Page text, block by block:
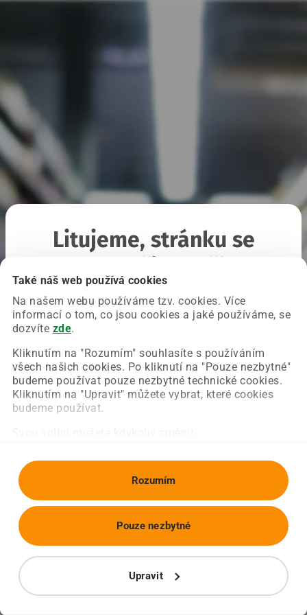
Také náš web používá cookies
Na našem webu používáme tzv. cookies. Více
informací o tom, co jsou cookies a jaké používáme, se
dozvíte zde.
Kliknutím na "Rozumím" souhlasíte s používáním
všech našich cookies. Po kliknutí na "Pouze nezbytné"
budeme používat pouze nezbytné technické cookies.
Kliknutím na "Upravit" můžete vybrat, které cookies
budeme používat.
Rozumím
Upravit
Pouze nezbytné
Litujeme, stránku se
Chyba nastala na naší straně a už ji opravujeme.
Zkuste prosím znovu načíst požadovanou stránku.
Obnovit stránku Úvodní strana